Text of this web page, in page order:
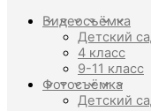
Видеосъёмка
Детский
4 класс
9-11 класс
Фотосъёмка
Детский